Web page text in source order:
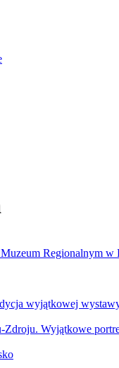
Regionalnym w
wyjątkowej
Wyjątkowe